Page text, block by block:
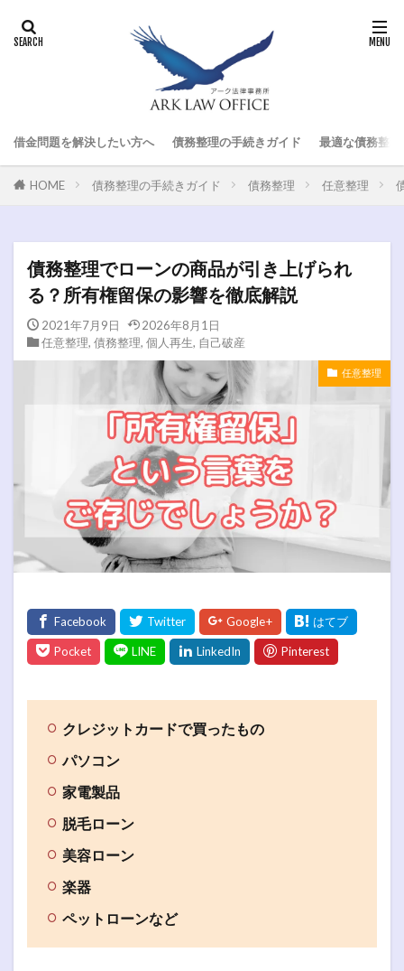
借金問題を解決したい方へ 債務整理の手続きガイド 最適な債務整
HOME 債務整理の手続きガイド 債務整理 任意整理
債務整理でローンの商品が引き上げられ
る？所有権留保の影響を徹底解説
2021年7月9日
2026年8月1日
任意整理, 債務整理, 個人再生, 自己破産
任意整理
クレジットカードで買ったもの
パソコン
家電製品
脱毛ローン
美容ローン
楽器
ペットローンなど